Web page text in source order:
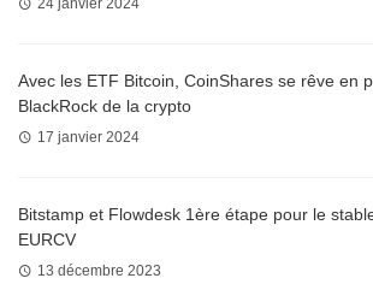
Avec les ETF Bitcoin, CoinShares se rêve en
BlackRock de la crypto
17 janvier 2024
Bitstamp et Flowdesk 1ère étape pour le
EURCV
13 décembre 2023